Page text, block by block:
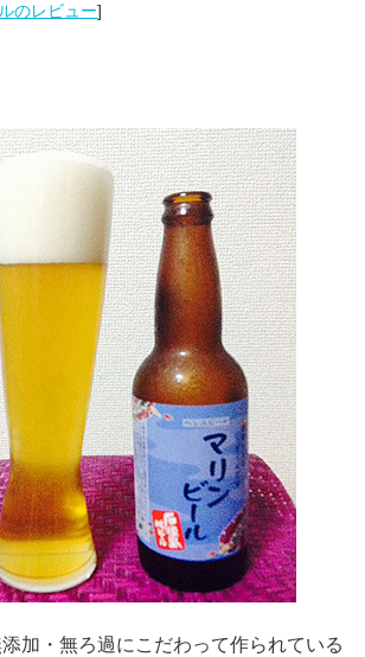
のレビュー]
加・無ろ過にこだわって作られている